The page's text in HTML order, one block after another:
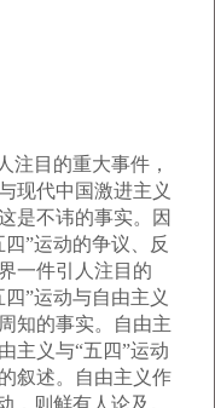
目的重大事件，
现代中国激进主义
是不讳的事实。因
”运动的争议、反
一件引人注目的
”运动与自由主义
知的事实。自由主
主义与“五四”运动
叙述。自由主义作
，则鲜有人论及。